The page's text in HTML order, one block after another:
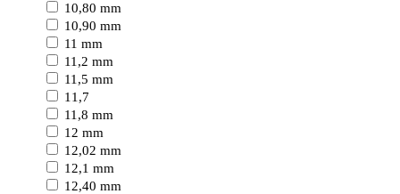
10,80 mm
10,90 mm
11 mm
11,2 mm
11,5 mm
11,7
11,8 mm
12 mm
12,02 mm
12,1 mm
12,40 mm